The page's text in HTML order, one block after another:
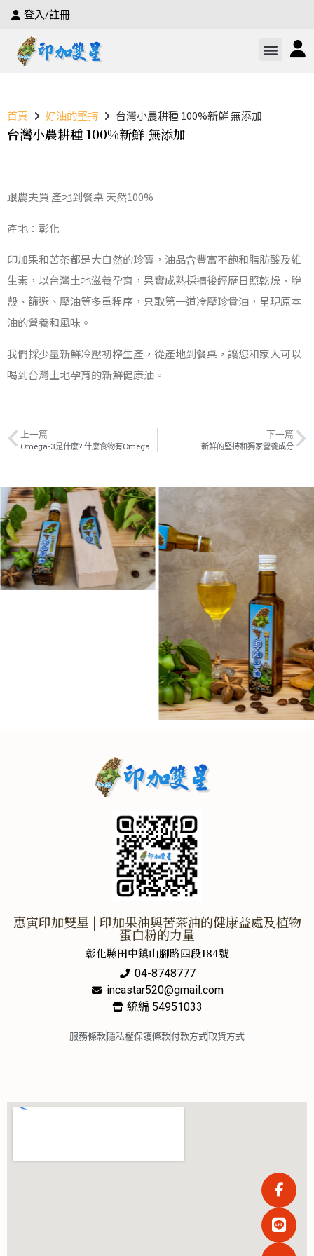
登入/註冊
首頁 好油的堅持 台灣小農耕種 100%新鮮 無添加
台灣小農耕種 100%新鮮 無添加
跟農夫買 產地到餐桌 天然100%
產地：彰化
印加果和苦茶都是大自然的珍寶，油品含豐富不飽和脂肪酸及維
生素，以台灣土地滋養孕育，果實成熟採摘後經歷日照乾燥、脫
殼、篩選、壓油等多重程序，只取第一道冷壓珍貴油，呈現原本
油的營養和風味。
我們採少量新鮮冷壓初榨生產，從產地到餐桌，讓您和家人可以
喝到台灣土地孕育的新鮮健康油。
上一篇 下一篇
新鮮的堅持和獨家營養成分
惠寅印加雙星 | 印加果油與苦茶油的健康益處及植物
蛋白粉的力量
彰化縣田中鎮山腳路四段184號
04-8748777
incastar520@gmail.com
統編 54951033
服務條款隱私權保護條款付款方式取貨方式